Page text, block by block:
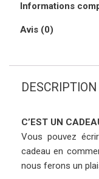
Informations
Avis (0)
DESCRIPTION
C’EST UN
Vous pouvez
cadeau en
nous ferons un